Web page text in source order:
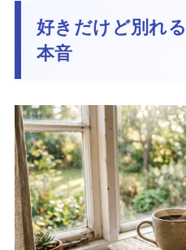
好きだけど別れ
本音